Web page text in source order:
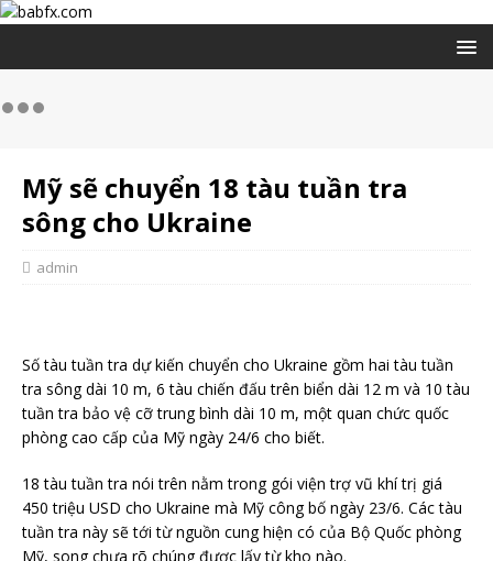
Mỹ sẽ chuyển 18 tàu tuần tra
sông cho Ukraine
admin
Số tàu tuần tra dự kiến chuyển cho Ukraine gồm hai tàu tuần
tra sông dài 10 m, 6 tàu chiến đấu trên biển dài 12 m và 10 tàu
tuần tra bảo vệ cỡ trung bình dài 10 m, một quan chức quốc
phòng cao cấp của Mỹ ngày 24/6 cho biết.
18 tàu tuần tra nói trên nằm trong gói viện trợ vũ khí trị giá
450 triệu USD cho Ukraine mà Mỹ công bố ngày 23/6. Các tàu
tuần tra này sẽ tới từ nguồn cung hiện có của Bộ Quốc phòng
Mỹ, song chưa rõ chúng được lấy từ kho nào.